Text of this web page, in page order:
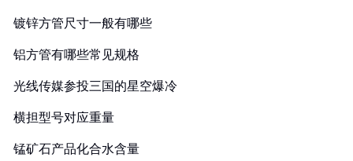
镀锌方管尺寸一般有哪些
铝方管有哪些常见规格
光线传媒参投三国的星空爆冷
横担型号对应重量
锰矿石产品化合水含量